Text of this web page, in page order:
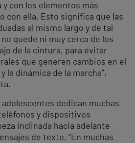
y con los elementos más
con ella. Esto significa que las
al mismo largo y de tal
quede ni muy cerca de los
de la cintura, para evitar
que generen cambios en el
la dinámica de la marcha”,
dedican muchas
y dispositivos
inclinada hacia adelante
de texto. “En muchas